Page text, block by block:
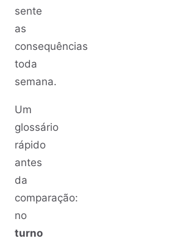
sente
as
consequências
toda
semana.
Um
glossário
rápido
antes
da
comparação:
no
turno